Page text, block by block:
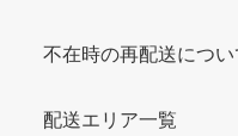
不在時の再配送につい
配送エリア一覧